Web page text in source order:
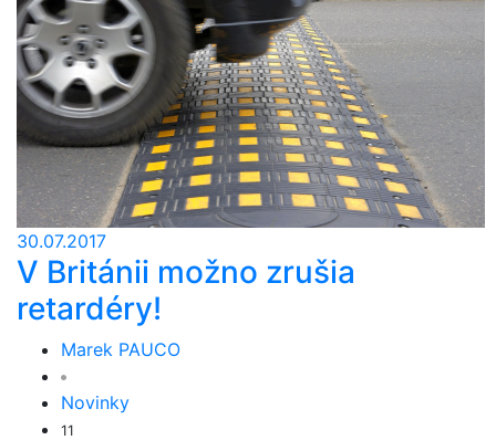
30.07.2017
V Británii možno zrušia
retardéry!
Marek PAUCO
Novinky
11